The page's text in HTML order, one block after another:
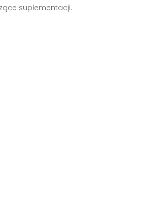
suplementacji.